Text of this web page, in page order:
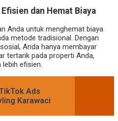
dan Hemat Biaya
Anda untuk menghemat biaya
metode tradisional. Dengan
Anda hanya membayar
tertarik pada properti Anda,
efisien.
Ads
Karawaci